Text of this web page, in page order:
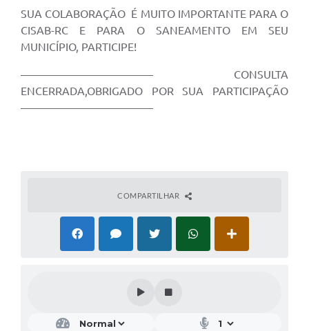
SUA COLABORAÇÃO É MUITO IMPORTANTE PARA O
CISAB-RC E PARA O SANEAMENTO EM SEU
MUNICÍPIO, PARTICIPE!
———————————— CONSULTA
ENCERRADA,OBRIGADO POR SUA PARTICIPAÇÃO
————————————
COMPARTILHAR